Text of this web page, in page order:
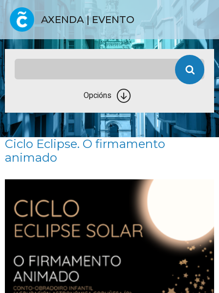
AXENDA | EVENTO
Opcións
Ciclo Eclipse. O firmamento
animado